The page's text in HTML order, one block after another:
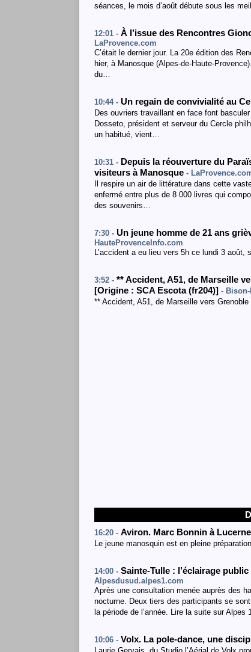
séances, le mois d’août débute sous les
12:01 - À l’issue des Rencontres
LaProvence.com
C’était le dernier jour. La 20e édition des
hier, à Manosque (Alpes-de-Haute-
du…
10:44 - Un regain de convivialité au
Des ouvriers travaillant en face font
Dosseto, président et serveur du Cercle
un habitué, vient…
10:31 - Depuis la réouverture du
visiteurs à Manosque -
Il respire un air de littérature dans cette
enfermé entre plus de 8 000 livres qui
des souvenirs…
7:30 - Un jeune homme de 21 ans
HauteProvenceInfo.com
L’accident a eu lieu vers 5h ce lundi 3 août,
3:52 - **Accident,A51, de Marseille
[Origine : SCA Escota (fr204)] -
** Accident, A51, de Marseille vers
16:20 - Aviron. Marc Bonnin à
Le jeune manosquin est en pleine
14:00 - Sainte-Tulle : l’éclairage
Alpesdusud.alpes1.com
Après une consultation menée auprès des
nocturne. Deux tiers des participants se
la période de l’année. Lire la suite sur Alpes
10:06 - Volx. La pole-dance, une